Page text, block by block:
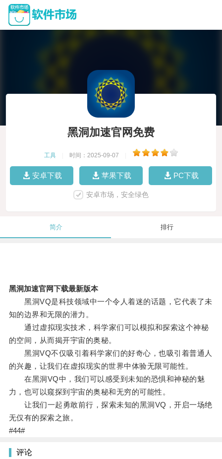
黑洞加速官网免费
工具 时间：2025-09-07
安卓下载 苹果下载 PC下载
安卓市场，安全绿色
简介 排行
黑洞加速官网下载最新版本
黑洞VQ是科技领域中一个令人着迷的话题，它代表了未
知的边界和无限的潜力。
通过虚拟现实技术，科学家们可以模拟和探索这个神秘
的空间，从而揭开宇宙的奥秘。
黑洞VQ不仅吸引着科学家们的好奇心，也吸引着普通人
的兴趣，让我们在虚拟现实的世界中体验无限可能性。
在黑洞VQ中，我们可以感受到未知的恐惧和神秘的魅
力，也可以窥探到宇宙的奥秘和无穷的可能性。
让我们一起勇敢前行，探索未知的黑洞VQ，开启一场绝
无仅有的探索之旅。
#44#
评论